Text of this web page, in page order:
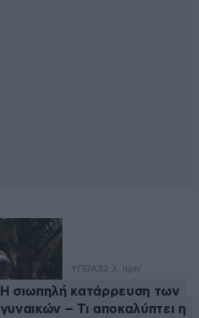
ΥΓΕΙΑ32 λ. πριν
Η σιωπηλή κατάρρευση των
γυναικών – Τι αποκαλύπτει η